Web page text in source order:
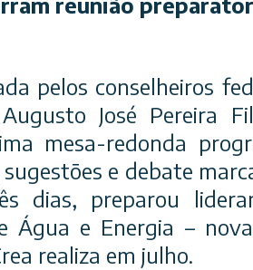
pelos conselheiros
José Pereira
mesa-redonda
e debate
dias, preparou
Água e Energia –
realiza em julho.